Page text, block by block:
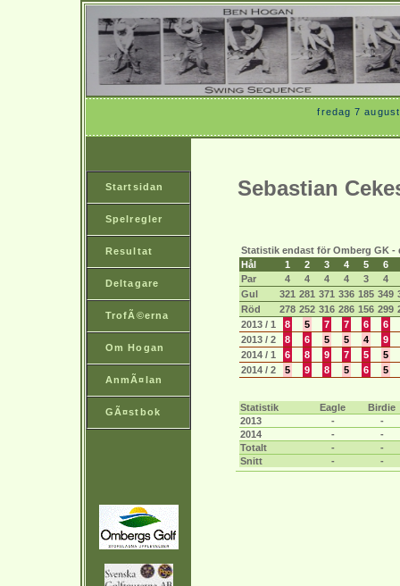
fredag 7
Startsidan
Spelregler
Resultat
Deltagare
TrofÃ©erna
Om Hogan
AnmÃ¤lan
GÃ¤stbok
Sebastian
Statistik endast för Omberg GK -
Hål
1 2 3 4 5
6
Par
4 4 4 4 3
4
Gul
321 281 371 336 185 349
Röd
278 252 316 286 156 299
2013 / 1
8 5 7 7 6
6
2013 / 2
8 6 5 5 4
9
2014 / 1
6 8 9 7 5
5
2014 / 2
5 9 8 5 6 5
Statistik Eagle
Birdie
2013
-
-
2014
-
-
Totalt
-
-
Snitt
- -